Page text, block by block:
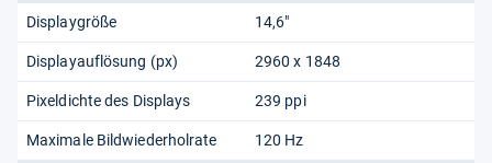
Displaygröße 14,6"
Displayauflösung (px) 2960 x 1848
Pixeldichte des Displays 239 ppi
Maximale Bildwiederholrate 120 Hz